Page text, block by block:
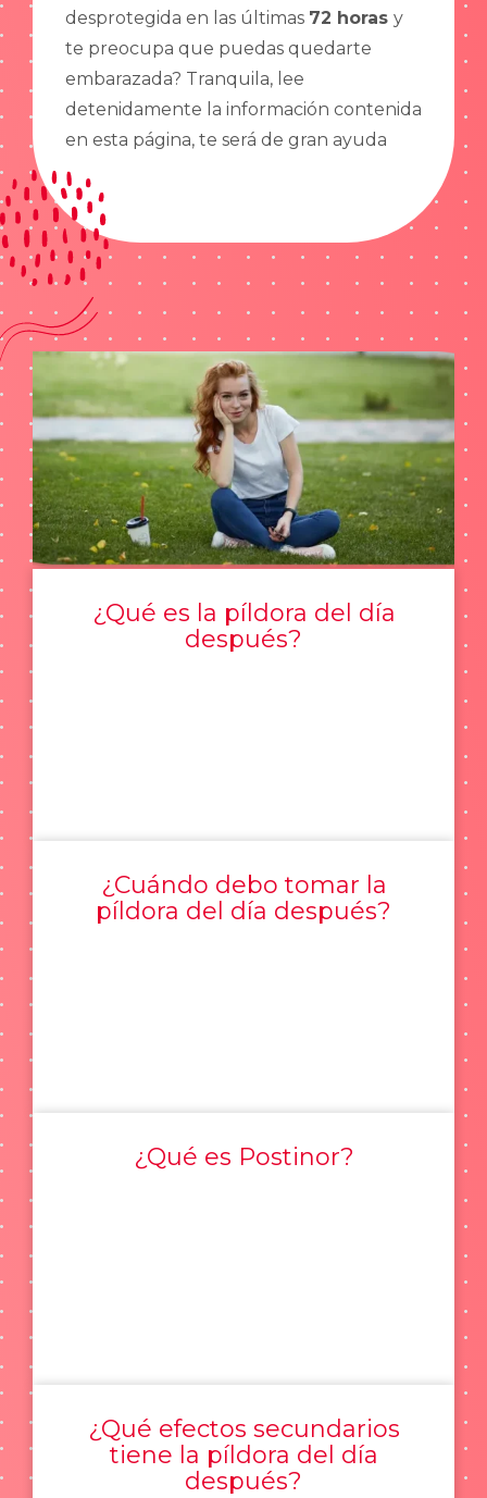
desprotegida en las últimas 72 horas y
te preocupa que puedas quedarte
embarazada? Tranquila, lee
detenidamente la información contenida
en esta página, te será de gran ayuda
¿Qué es la píldora del día
después?
¿Cuándo debo tomar la
píldora del día después?
¿Qué es Postinor?
¿Qué efectos secundarios
tiene la píldora del día
después?